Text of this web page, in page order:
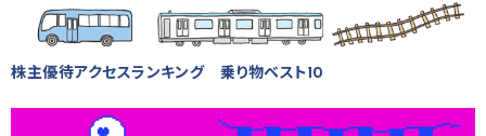
株主優待アクセスランキング 乗り物ベスト10